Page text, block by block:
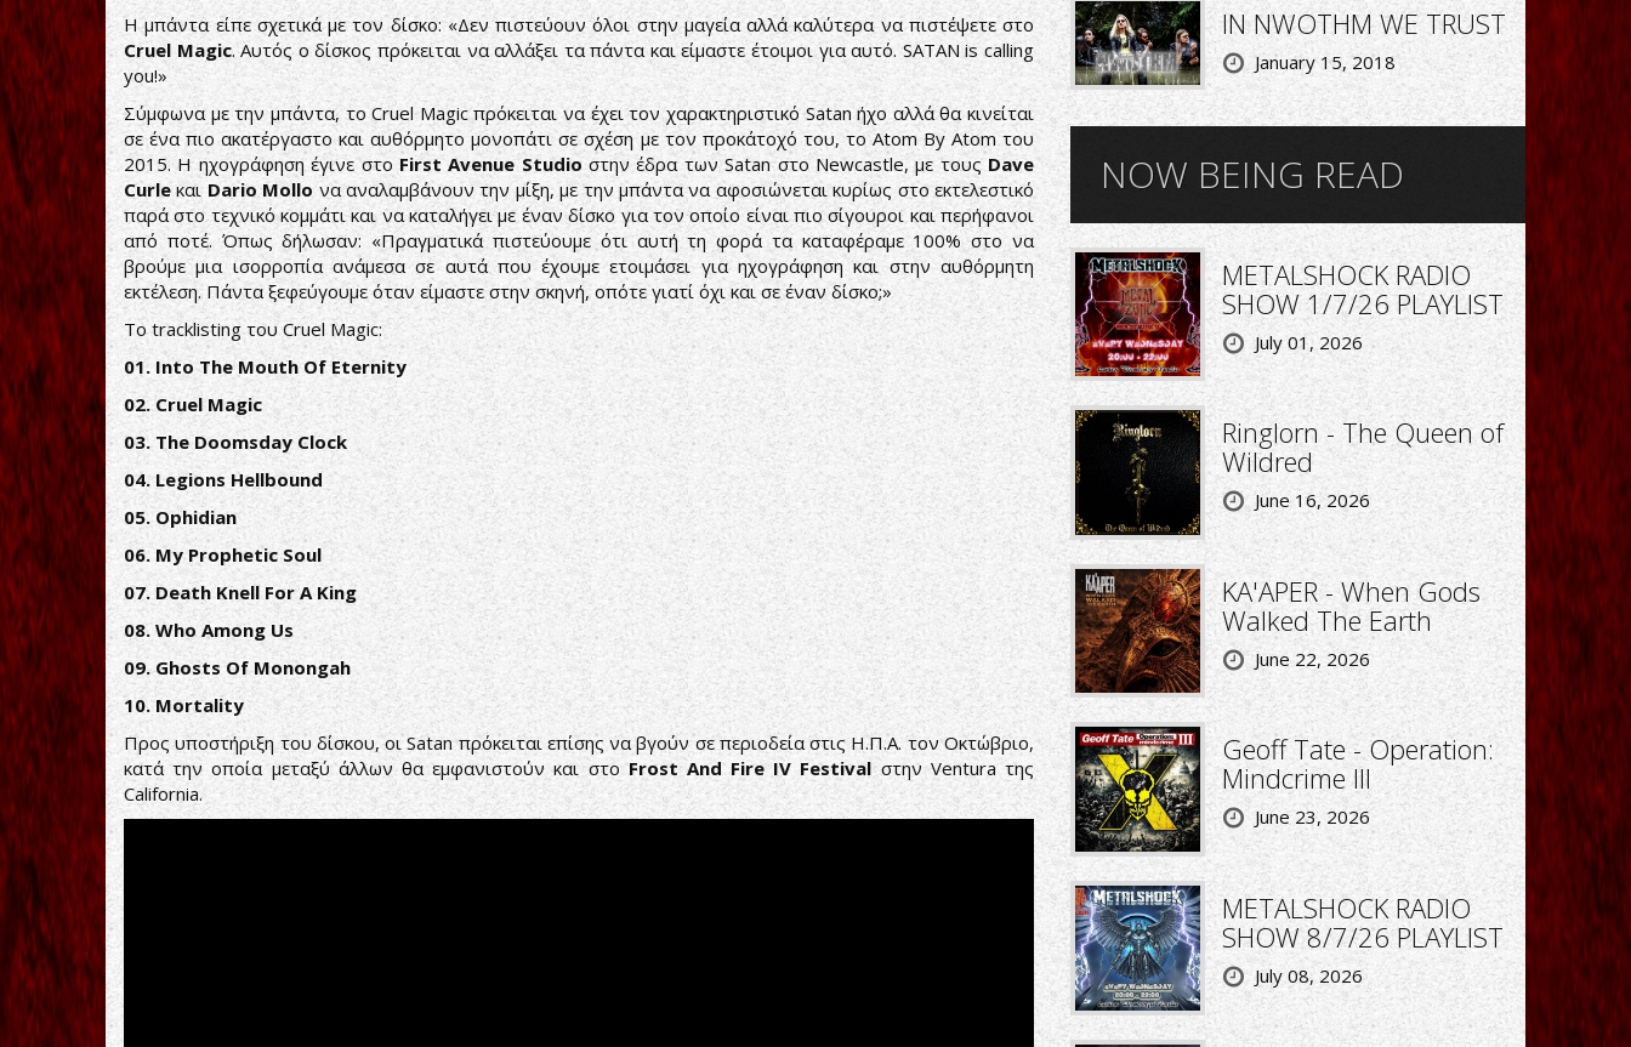
Η μπάντα είπε σχετικά με τον δίσκο: «Δεν πιστεύουν όλοι στην μαγεία αλλά καλύτερα να πιστέψετε στο
Cruel Magic. Αυτός ο δίσκος πρόκειται να αλλάξει τα πάντα και είμαστε έτοιμοι για αυτό. SATAN is calling
you!»
Σύμφωνα με την μπάντα, το Cruel Magic πρόκειται να έχει τον χαρακτηριστικό Satan ήχο αλλά θα κινείται
σε ένα πιο ακατέργαστο και αυθόρμητο μονοπάτι σε σχέση με τον προκάτοχό του, το Atom By Atom του
2015. Η ηχογράφηση έγινε στοFirst Avenue Studioστην έδρα των Satan στο Newcastle, με τους Dave
Curle καιDario Mollo να αναλαμβάνουν την μίξη, με την μπάντα να αφοσιώνεται κυρίως στο εκτελεστικό
παρά στο τεχνικό κομμάτι και να καταλήγει με έναν δίσκο για τον οποίο είναι πιο σίγουροι και περήφανοι
από ποτέ. Όπως δήλωσαν: «Πραγματικά πιστεύουμε ότι αυτή τη φορά τα καταφέραμε 100% στο να
βρούμε μια ισορροπία ανάμεσα σε αυτά που έχουμε ετοιμάσει για ηχογράφηση και στην αυθόρμητη
εκτέλεση. Πάντα ξεφεύγουμε όταν είμαστε στην σκηνή, οπότε γιατί όχι και σε έναν δίσκο;»
Το tracklisting του Cruel Magic:
01. Into The Mouth Of Eternity
02. Cruel Magic
03. The Doomsday Clock
04. Legions Hellbound
05. Ophidian
06. My Prophetic Soul
07. Death Knell For A King
08. Who Among Us
09. Ghosts Of Monongah
10. Mortality
Προς υποστήριξη του δίσκου, οι Satan πρόκειται επίσης να βγούν σε περιοδεία στις Η.Π.Α. τον Οκτώβριο,
κατά την οποία μεταξύ άλλων θα εμφανιστούν και στοFrost And Fire IV Festivalστην Ventura της
California.
IN NWOTHM WE TRUST
January 15, 2018
NOW BEING READ
METALSHOCK RADIO
SHOW 1/7/26 PLAYLIST
July 01, 2026
Ringlorn - The Queen of
Wildred
June 16, 2026
KA'APER - When Gods
Walked The Earth
June 22, 2026
Geoff Tate - Operation:
Mindcrime III
June 23, 2026
METALSHOCK RADIO
SHOW 8/7/26 PLAYLIST
July 08, 2026